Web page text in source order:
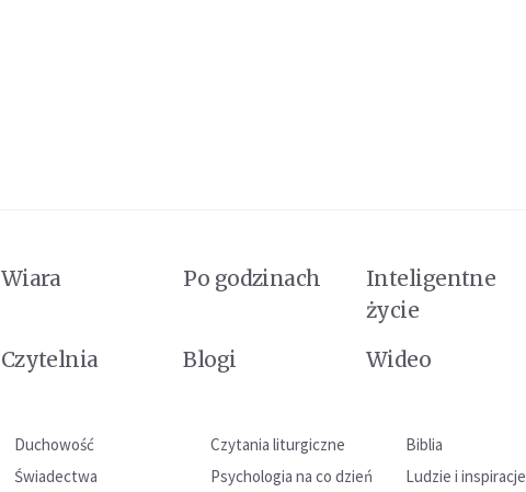
Wiara Po godzinach
Inteligentne
życie
Czytelnia Blogi Wideo
Duchowość Czytania liturgiczne
Biblia
Świadectwa Psychologia na co dzień Ludzie i inspiracje